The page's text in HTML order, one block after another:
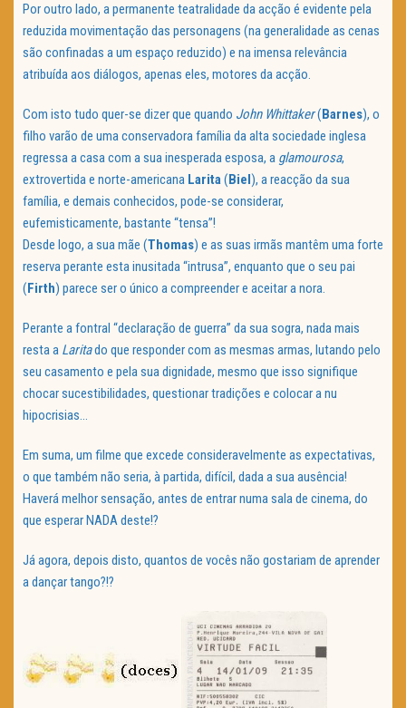
Por outro lado, a permanente teatralidade da acção é evidente pela
reduzida movimentação das personagens (na generalidade as cenas
são confinadas a um espaço reduzido) e na imensa relevância
atribuída aos diálogos, apenas eles, motores da acção.
Com isto tudo quer-se dizer que quando John Whittaker(Barnes), o
filho varão de uma conservadora família da alta sociedade inglesa
regressa a casa com a sua inesperada esposa, a glamourosa,
extrovertida e norte-americana Larita(Biel), a reacção da sua
família, e demais conhecidos, pode-se considerar,
eufemisticamente, bastante “tensa”!
Desde logo, a sua mãe (Thomas) e as suas irmãs mantêm uma forte
reserva perante esta inusitada “intrusa”, enquanto que o seu pai
(Firth) parece ser o único a compreender e aceitar a nora.
Perante a fontral “declaração de guerra” da sua sogra, nada mais
resta a Laritado que responder com as mesmas armas, lutando pelo
seu casamento e pela sua dignidade, mesmo que isso signifique
chocar sucestibilidades, questionar tradições e colocar a nu
hipocrisias…
Em suma, um filme que excede consideravelmente as expectativas,
o que também não seria, à partida, difícil, dada a sua ausência!
Haverá melhor sensação, antes de entrar numa sala de cinema, do
que esperar NADA deste!?
Já agora, depois disto, quantos de vocês não gostariam de aprender
a dançar tango?!?